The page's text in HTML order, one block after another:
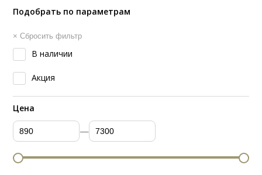
Подобрать по параметрам
× Сбросить фильтр
В наличии
Акция
Цена
—